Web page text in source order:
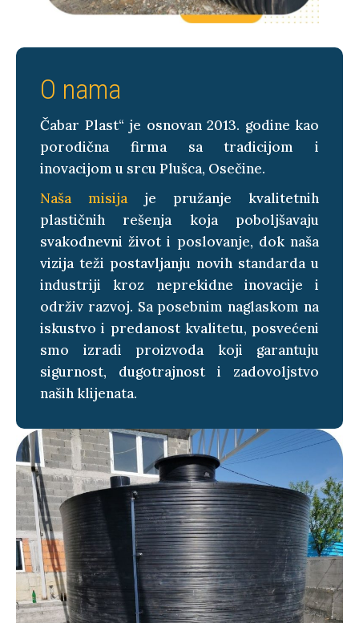
O nama
Čabar Plast“ je osnovan 2013. godine kao
porodična firma sa tradicijom i
inovacijom u srcu Plušca, Osečine.
Naša misija
je pružanje kvalitetnih
plastičnih rešenja koja poboljšavaju
svakodnevni život i poslovanje, dok naša
vizija teži postavljanju novih standarda u
industriji kroz neprekidne inovacije i
održiv razvoj. Sa posebnim naglaskom na
iskustvo i predanost kvalitetu, posvećeni
smo izradi proizvoda koji garantuju
sigurnost, dugotrajnost i zadovoljstvo
naših klijenata.